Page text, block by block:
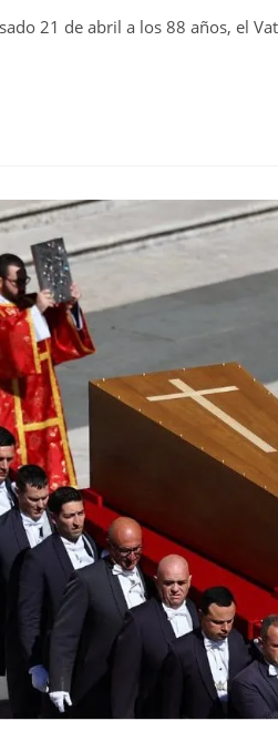
21 de abril a los 88 años, el